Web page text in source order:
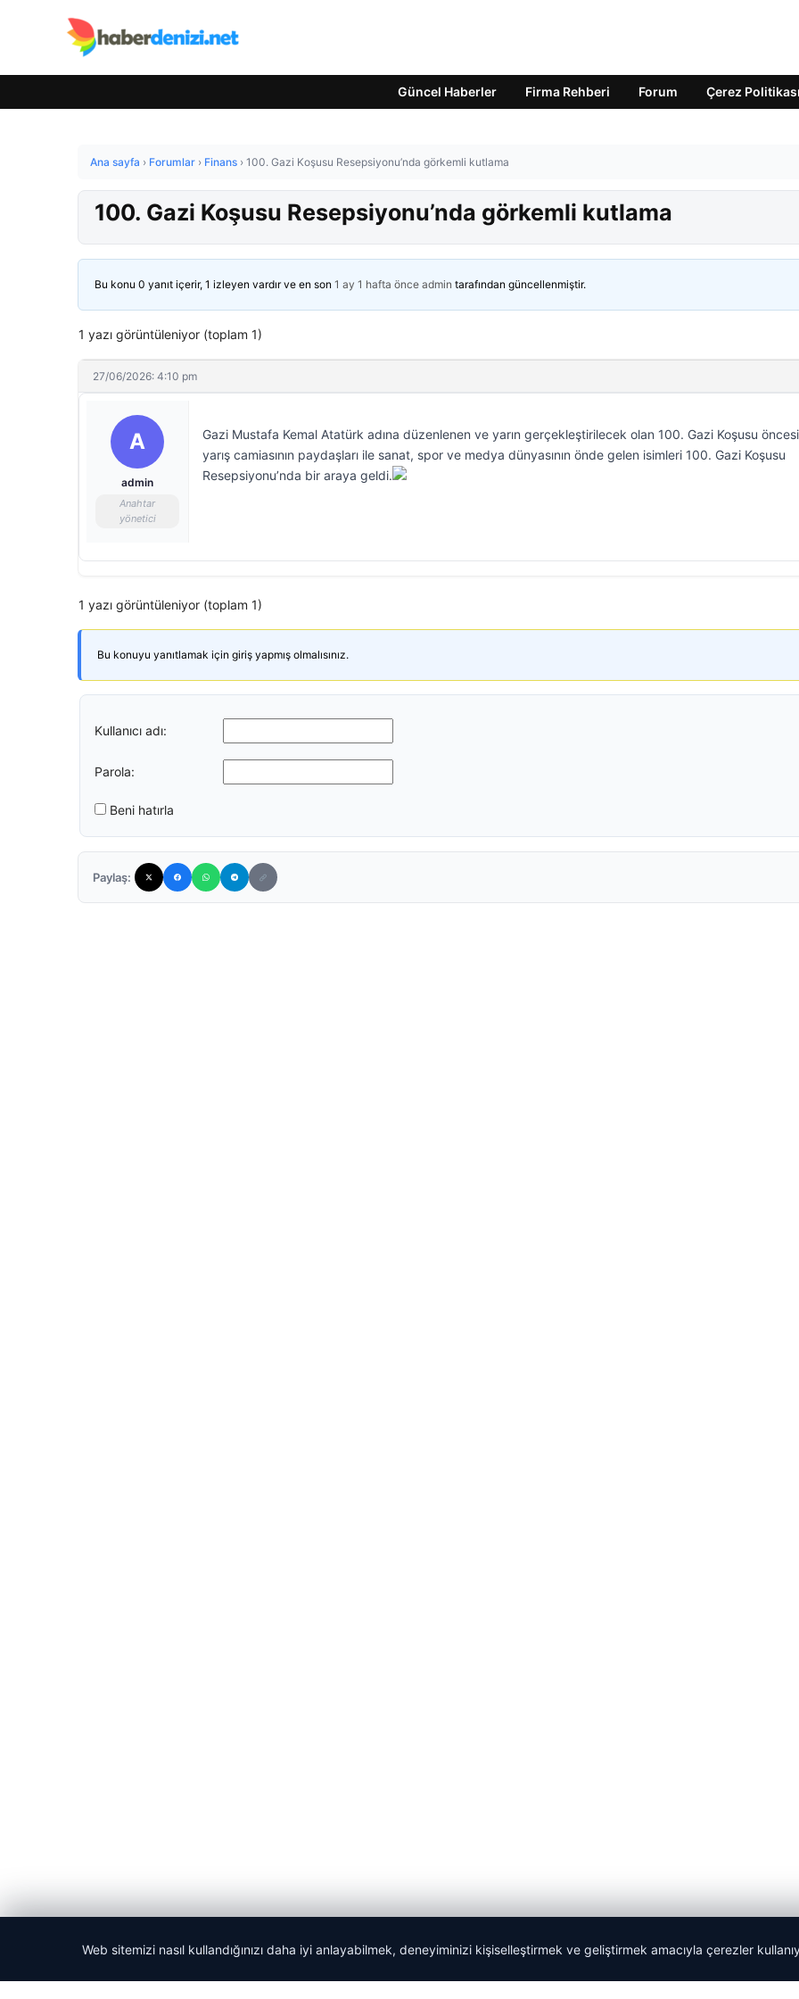
Güncel Haberler Firma Rehberi Forum Çerez Politikası
Ana sayfa › Forumlar › Finans › 100. Gazi Koşusu Resepsiyonu’nda görkemli kutlama
100. Gazi Koşusu Resepsiyonu’nda görkemli kutlama
Bu konu 0 yanıt içerir, 1 izleyen vardır ve en son 1 ay 1 hafta önce admin tarafından güncellenmiştir.
1 yazı görüntüleniyor (toplam 1)
27/06/2026: 4:10 pm
A
admin
Anahtar
yönetici
Gazi Mustafa Kemal Atatürk adına düzenlenen ve yarın gerçekleştirilecek olan 100. Gazi Koşusu
yarış camiasının paydaşları ile sanat, spor ve medya dünyasının önde gelen isimleri 100. Gazi Koşusu
Resepsiyonu’nda bir araya geldi.
1 yazı görüntüleniyor (toplam 1)
Bu konuyu yanıtlamak için giriş yapmış olmalısınız.
Kullanıcı adı:
Parola:
Beni hatırla
Paylaş:
Web sitemizi nasıl kullandığınızı daha iyi anlayabilmek, deneyiminizi kişiselleştirmek ve geliştirmek amacıyla çerezler